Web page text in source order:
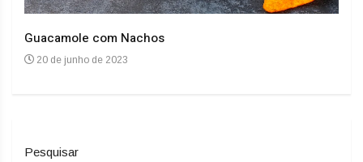
Guacamole com Nachos
20 de junho de 2023
Pesquisar